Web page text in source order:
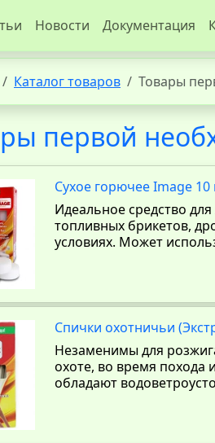
Новости Документация
Каталог товаров Товары
первой
Сухое горючее Image
Идеальное средство
топливных брикетов,
условиях. Может
Спички охотничьи
Незаменимы для
охоте, во время похода
обладают